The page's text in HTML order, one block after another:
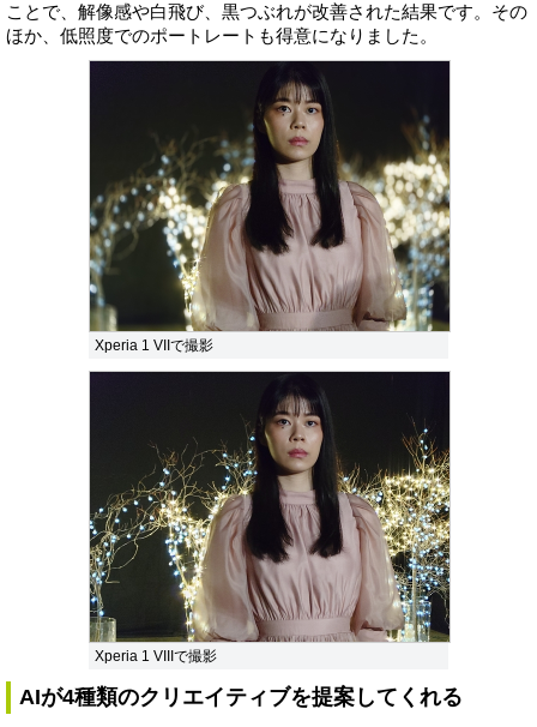
ことで、解像感や白飛び、黒つぶれが改善された結果です。その
ほか、低照度でのポートレートも得意になりました。
Xperia 1 VIIで撮影
Xperia 1 VIIIで撮影
AIが4種類のクリエイティブを提案してくれる